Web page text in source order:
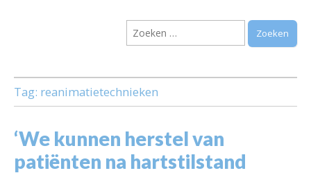
Vereniging
Arnhem e.o.
Zoeken
naar:
Tag: reanimatietechnieken
‘We kunnen herstel van
patiënten na hartstilstand